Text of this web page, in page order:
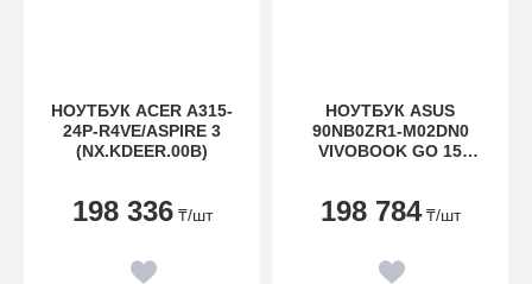
НОУТБУК ACER A315-
24P-R4VE/ASPIRE 3
(NX.KDEER.00B)
198 336 ₸/шт
НОУТБУК ASUS
90NB0ZR1-M02DN0
VIVOBOOK GO 15
IPS/AMD RYZEN 3 7320U
ADEONGRAPHICS/WI-
198 784 ₸/шт